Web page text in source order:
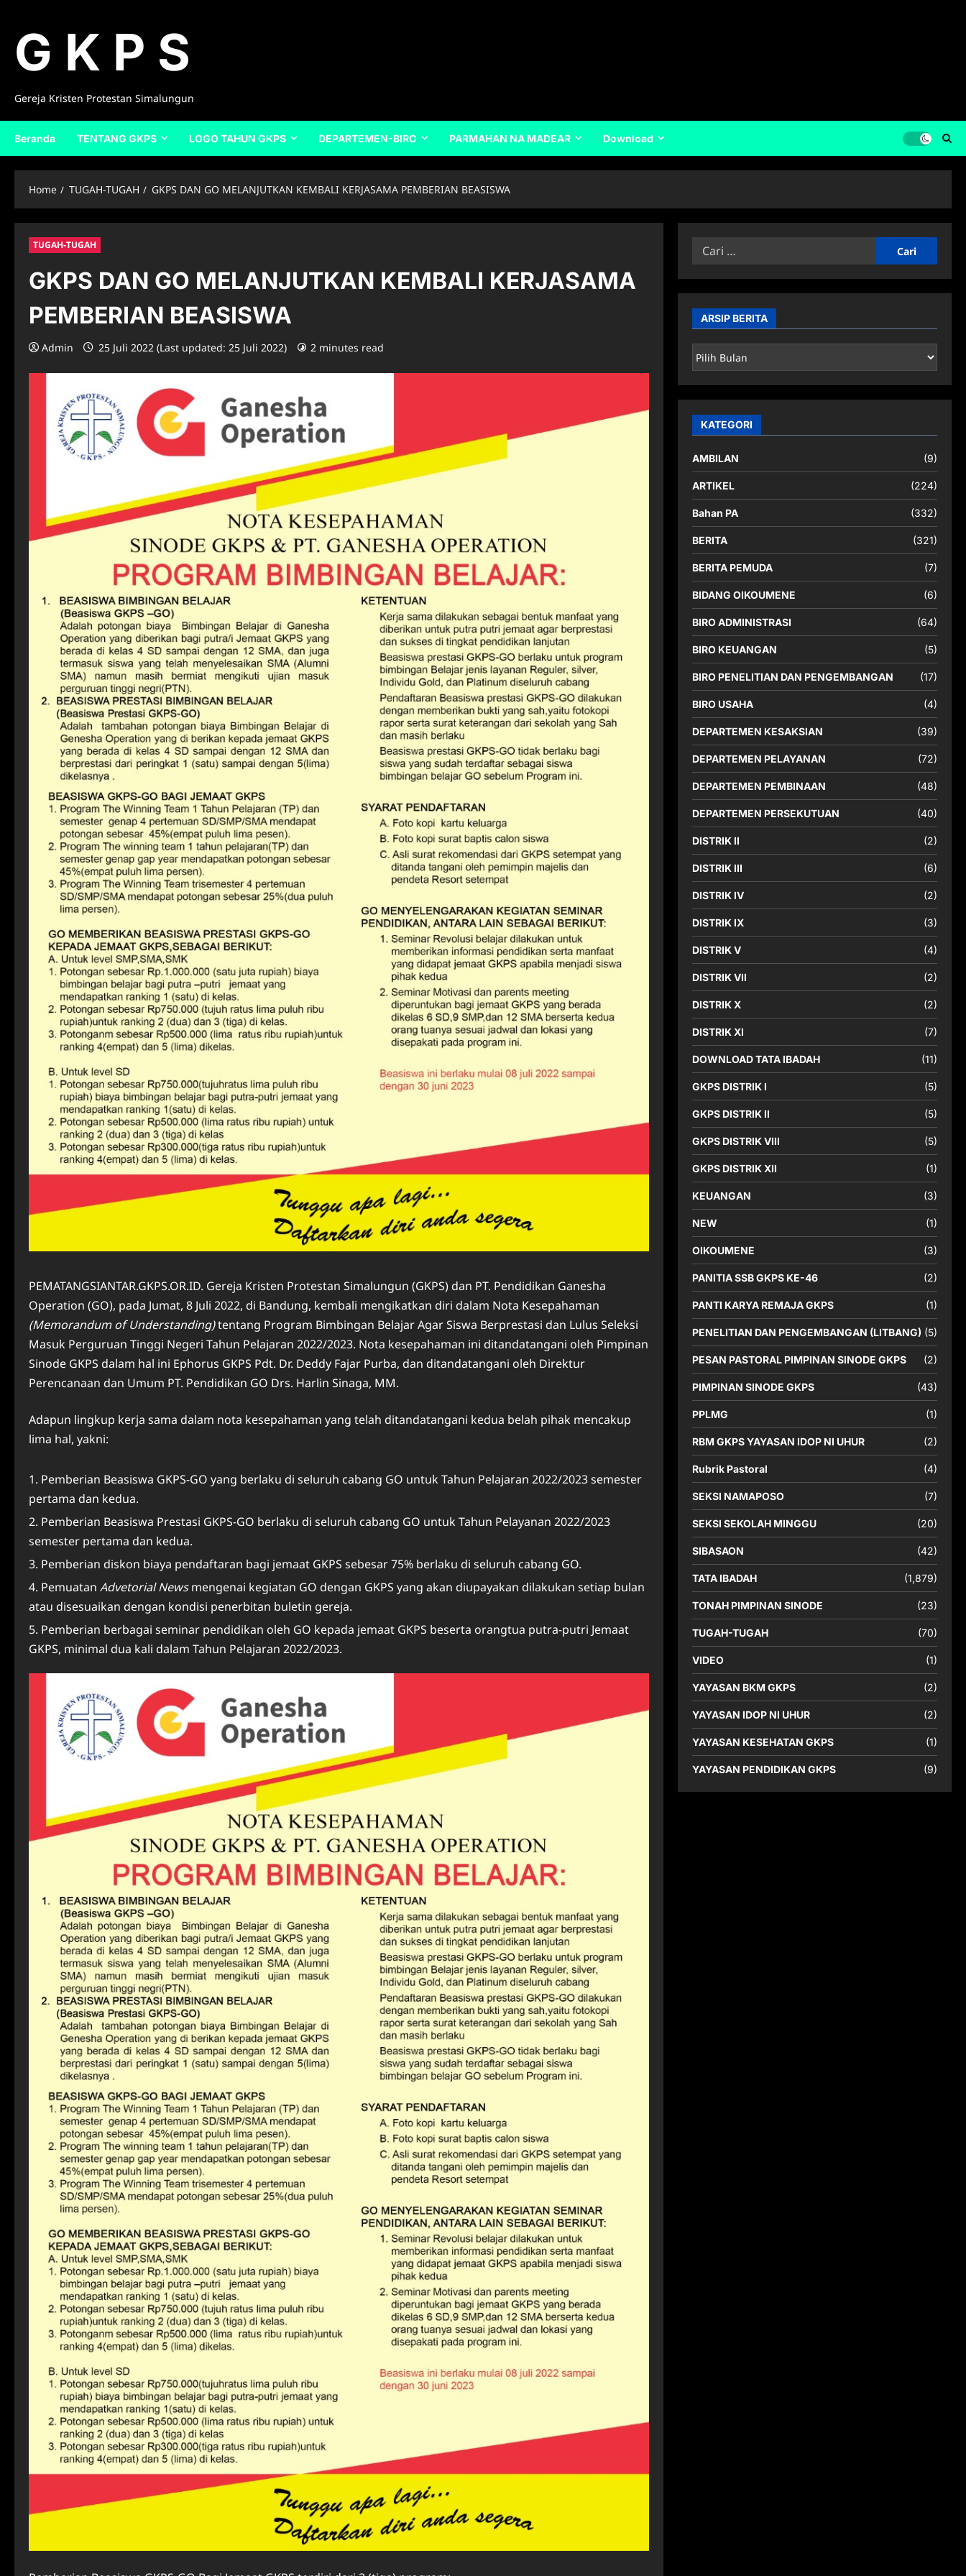
contentG K P S
Gereja Kristen Protestan Simalungun
Beranda TENTANG GKPS LOGO TAHUN GKPS DEPARTEMEN-BIRO PARMAHAN NA MADEAR Download
Home TUGAH-TUGAH GKPS DAN GO MELANJUTKAN KEMBALI KERJASAMA PEMBERIAN BEASISWA
TUGAH-TUGAH
GKPS DAN GO MELANJUTKAN KEMBALI KERJASAMA
PEMBERIAN BEASISWA
Admin 25 Juli 2022 (Last updated: 25 Juli 2022) 2 minutes read
PEMATANGSIANTAR.GKPS.OR.ID. Gereja Kristen Protestan Simalungun (GKPS) dan PT. Pendidikan Ganesha
Operation (GO), pada Jumat, 8 Juli 2022, di Bandung, kembali mengikatkan diri dalam Nota Kesepahaman
(Memorandum of Understanding)tentang Program Bimbingan Belajar Agar Siswa Berprestasi dan Lulus Seleksi
Masuk Perguruan Tinggi Negeri Tahun Pelajaran 2022/2023. Nota kesepahaman ini ditandatangani oleh Pimpinan
Sinode GKPS dalam hal ini Ephorus GKPS Pdt. Dr. Deddy Fajar Purba, dan ditandatangani oleh Direktur
Perencanaan dan Umum PT. Pendidikan GO Drs. Harlin Sinaga, MM.
Adapun lingkup kerja sama dalam nota kesepahaman yang telah ditandatangani kedua belah pihak mencakup
lima hal, yakni:
Pemberian Beasiswa GKPS-GO yang berlaku di seluruh cabang GO untuk Tahun Pelajaran 2022/2023 semester
pertama dan kedua.
Pemberian Beasiswa Prestasi GKPS-GO berlaku di seluruh cabang GO untuk Tahun Pelayanan 2022/2023
semester pertama dan kedua.
Pemberian diskon biaya pendaftaran bagi jemaat GKPS sebesar 75% berlaku di seluruh cabang GO.
Pemuatan Advetorial Newsmengenai kegiatan GO dengan GKPS yang akan diupayakan dilakukan setiap bulan
atau disesuaikan dengan kondisi penerbitan buletin gereja.
Pemberian berbagai seminar pendidikan oleh GO kepada jemaat GKPS beserta orangtua putra-putri Jemaat
GKPS, minimal dua kali dalam Tahun Pelajaran 2022/2023.
Cari
ARSIP BERITA
ARSIP
BERITA
KATEGORI
AMBILAN (9)
ARTIKEL (224)
Bahan PA (332)
BERITA (321)
BERITA PEMUDA (7)
BIDANG OIKOUMENE (6)
BIRO ADMINISTRASI (64)
BIRO KEUANGAN (5)
BIRO PENELITIAN DAN PENGEMBANGAN (17)
BIRO USAHA (4)
DEPARTEMEN KESAKSIAN (39)
DEPARTEMEN PELAYANAN (72)
DEPARTEMEN PEMBINAAN (48)
DEPARTEMEN PERSEKUTUAN (40)
DISTRIK II (2)
DISTRIK III (6)
DISTRIK IV (2)
DISTRIK IX (3)
DISTRIK V (4)
DISTRIK VII (2)
DISTRIK X (2)
DISTRIK XI (7)
DOWNLOAD TATA IBADAH (11)
GKPS DISTRIK I (5)
GKPS DISTRIK II (5)
GKPS DISTRIK VIII (5)
GKPS DISTRIK XII (1)
KEUANGAN (3)
NEW (1)
OIKOUMENE (3)
PANITIA SSB GKPS KE-46 (2)
PANTI KARYA REMAJA GKPS (1)
PENELITIAN DAN PENGEMBANGAN (LITBANG) (5)
PESAN PASTORAL PIMPINAN SINODE GKPS (2)
PIMPINAN SINODE GKPS (43)
PPLMG (1)
RBM GKPS YAYASAN IDOP NI UHUR (2)
Rubrik Pastoral (4)
SEKSI NAMAPOSO (7)
SEKSI SEKOLAH MINGGU (20)
SIBASAON (42)
TATA IBADAH (1,879)
TONAH PIMPINAN SINODE (23)
TUGAH-TUGAH (70)
VIDEO (1)
YAYASAN BKM GKPS (2)
YAYASAN IDOP NI UHUR (2)
YAYASAN KESEHATAN GKPS (1)
YAYASAN PENDIDIKAN GKPS (9)